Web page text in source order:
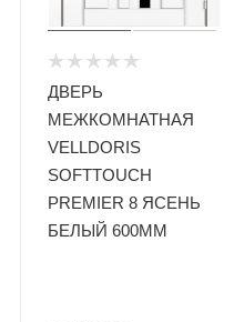
ДВЕРЬ
МЕЖКОМНАТНАЯ
VELLDORIS
SOFTTOUCH
PREMIER 8 ЯСЕНЬ
БЕЛЫЙ 600ММ